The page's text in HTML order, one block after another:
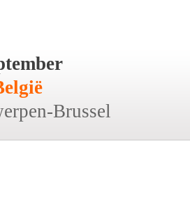
Brussel